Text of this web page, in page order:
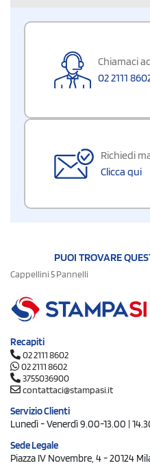
Chiamaci
02 2111
Richiedi
Clicca qui
PUOI TROVARE
Cappellini 5 Pannelli
Recapiti
02 2111 8602
02 2111 8602
3755036900
contattaci@stampasi.it
Servizio Clienti
Lunedì - Venerdì 9.00-13.00 |
Sede Legale
Piazza IV Novembre, 4 - 20124